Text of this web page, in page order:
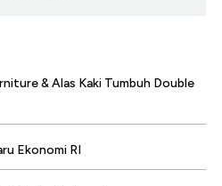
& Alas Kaki Tumbuh Double
Ekonomi RI